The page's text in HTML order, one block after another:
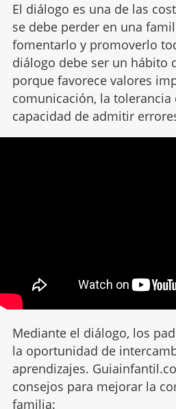
El diálogo es una de las
se debe perder en una
fomentarlo y promoverlo
diálogo debe ser un hábito
porque favorece valores
comunicación, la tolerancia
capacidad de admitir
Mediante el diálogo, los
la oportunidad de
aprendizajes.
consejos para mejorar la
familia: